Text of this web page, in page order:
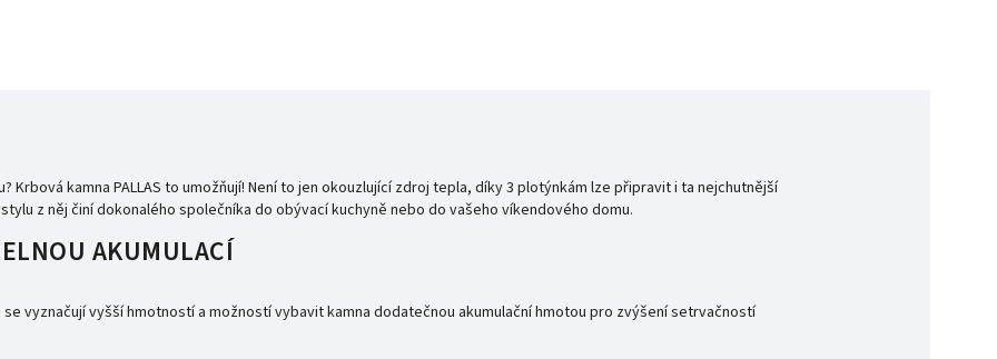
Krbová kamna PALLAS to umožňují! Není to jen okouzlující zdroj tepla, díky 3 plotýnkám lze připravit i ta nejchutnější
z něj činí dokonalého společníka do obývací kuchyně nebo do vašeho víkendového domu.
AKUMULACÍ
vyznačují vyšší hmotností a možností vybavit kamna dodatečnou akumulační hmotou pro zvýšení setrvačností